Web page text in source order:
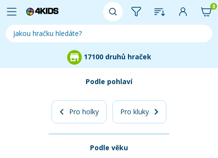
0
Podle pohlaví
Pro holky Pro kluky
Podle věku